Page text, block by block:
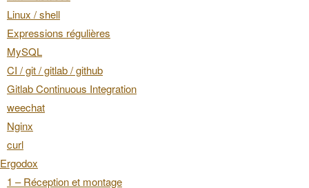
Linux / shell
Expressions régulières
MySQL
CI / git / gitlab / github
Gitlab Continuous Integration
weechat
Nginx
curl
Ergodox
1 – Réception et montage